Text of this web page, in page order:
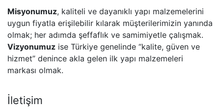
Misyonumuz, kaliteli ve dayanıklı yapı malzemelerini
uygun fiyatla erişilebilir kılarak müşterilerimizin yanında
olmak; her adımda şeffaflık ve samimiyetle çalışmak.
Vizyonumuz ise Türkiye genelinde “kalite, güven ve
hizmet” denince akla gelen ilk yapı malzemeleri
markası olmak.
İletişim